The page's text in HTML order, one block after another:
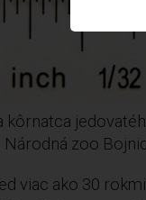
kôrnatca
Národná zoo
viac ako 30